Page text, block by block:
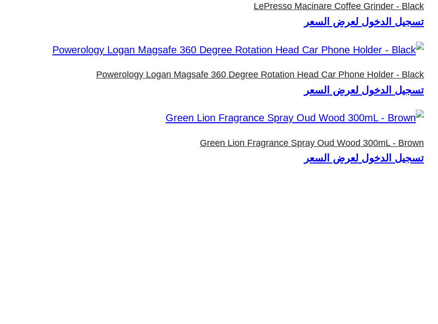
LePresso Macinare Coffee Grinder - Black
تسجيل الدخول لعرض السعر
Powerology Logan Magsafe 360 Degree Rotation Head Car Phone Holder - Black
تسجيل الدخول لعرض السعر
Green Lion Fragrance Spray Oud Wood 300mL - Brown
تسجيل الدخول لعرض السعر